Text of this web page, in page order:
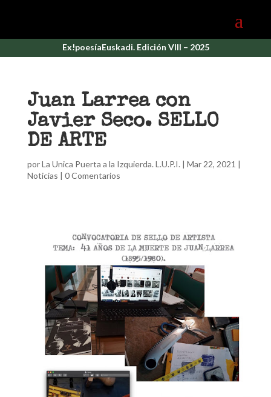
Ex!poesíaEuskadi. Edición VIII – 2025
Juan Larrea con
Javier Seco. SELLO
DE ARTE
porLa Unica Puerta a la Izquierda. L.U.P.I. | Mar 22, 2021 |
Noticias | 0 Comentarios